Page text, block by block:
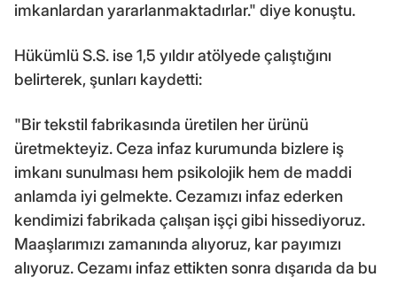
imkanlardan yararlanmaktadırlar." diye konuştu.
Hükümlü S.S. ise 1,5 yıldır atölyede çalıştığını
belirterek, şunları kaydetti:
"Bir tekstil fabrikasında üretilen her ürünü
üretmekteyiz. Ceza infaz kurumunda bizlere iş
imkanı sunulması hem psikolojik hem de maddi
anlamda iyi gelmekte. Cezamızı infaz ederken
kendimizi fabrikada çalışan işçi gibi hissediyoruz.
Maaşlarımızı zamanında alıyoruz, kar payımızı
alıyoruz. Cezamı infaz ettikten sonra dışarıda da bu